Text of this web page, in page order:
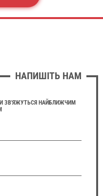
НАПИШІТЬ НАМ
ЗВ'ЯЖУТЬСЯ НАЙБЛИЖЧИМ